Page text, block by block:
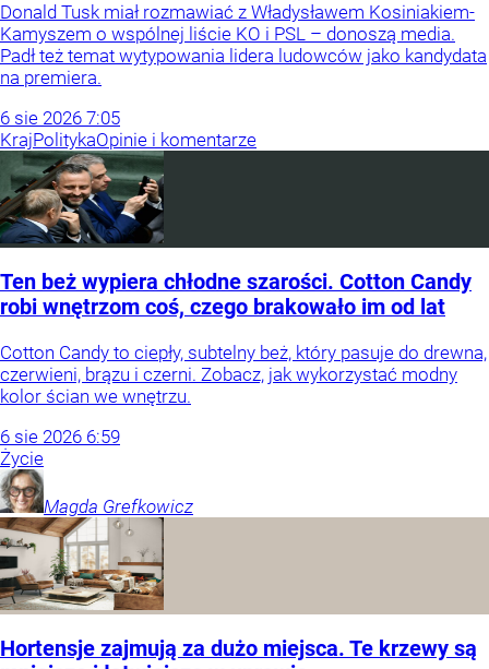
Donald Tusk miał rozmawiać z Władysławem Kosiniakiem-
Kamyszem o wspólnej liście KO i PSL – donoszą media.
Padł też temat wytypowania lidera ludowców jako kandydata
na premiera.
6 sie 2026 7:05
KrajPolitykaOpinie i komentarze
Ten beż wypiera chłodne szarości. Cotton Candy
robi wnętrzom coś, czego brakowało im od lat
Cotton Candy to ciepły, subtelny beż, który pasuje do drewna,
czerwieni, brązu i czerni. Zobacz, jak wykorzystać modny
kolor ścian we wnętrzu.
6 sie 2026 6:59
Życie
Magda Grefkowicz
Hortensje zajmują za dużo miejsca. Te krzewy są